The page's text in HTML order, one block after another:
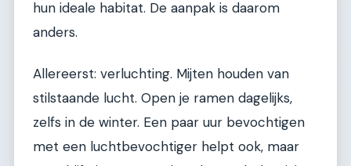
hun ideale habitat. De aanpak is daarom
anders.
Allereerst: verluchting. Mijten houden van
stilstaande lucht. Open je ramen dagelijks,
zelfs in de winter. Een paar uur bevochtigen
met een luchtbevochtiger helpt ook, maar